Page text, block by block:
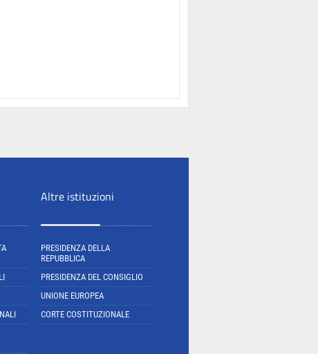
Altre istituzioni
PRESIDENZA DELLA
REPUBBLICA
PRESIDENZA DEL CONSIGLIO
UNIONE EUROPEA
CORTE COSTITUZIONALE